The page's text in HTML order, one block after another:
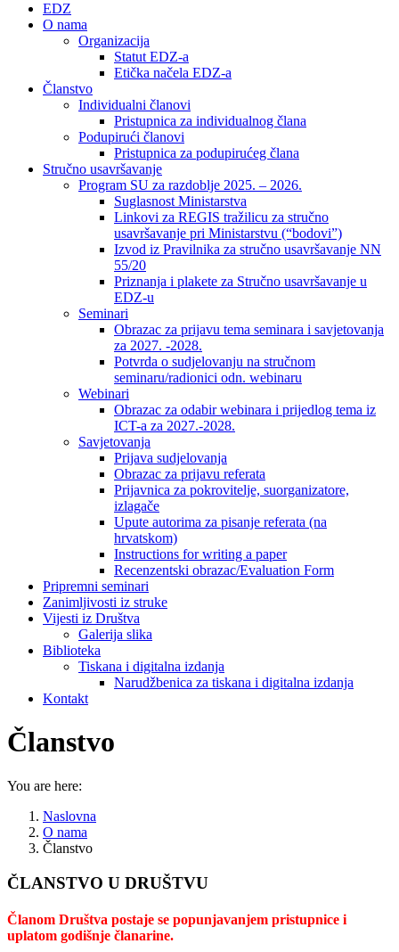
EDZ
O nama
Organizacija
Statut EDZ-a
Etička načela EDZ-a
Članstvo
Individualni članovi
Pristupnica za individualnog člana
Podupirući članovi
Pristupnica za podupirućeg člana
Stručno usavršavanje
Program SU za razdoblje 2025. – 2026.
Suglasnost Ministarstva
Linkovi za REGIS tražilicu za stručno
usavršavanje pri Ministarstvu (“bodovi”)
Izvod iz Pravilnika za stručno usavršavanje NN
55/20
Priznanja i plakete za Stručno usavršavanje u
EDZ-u
Seminari
Obrazac za prijavu tema seminara i savjetovanja
za 2027. -2028.
Potvrda o sudjelovanju na stručnom
seminaru/radionici odn. webinaru
Webinari
Obrazac za odabir webinara i prijedlog tema iz
ICT-a za 2027.-2028.
Savjetovanja
Prijava sudjelovanja
Obrazac za prijavu referata
Prijavnica za pokrovitelje, suorganizatore,
izlagače
Upute autorima za pisanje referata (na
hrvatskom)
Instructions for writing a paper
Recenzentski obrazac/Evaluation Form
Pripremni seminari
Zanimljivosti iz struke
Vijesti iz Društva
Galerija slika
Biblioteka
Tiskana i digitalna izdanja
Narudžbenica za tiskana i digitalna izdanja
Kontakt
Članstvo
You are here:
Naslovna
O nama
Članstvo
ČLANSTVO U DRUŠTVU
Članom Društva postaje se popunjavanjem pristupnice i
uplatom godišnje članarine.